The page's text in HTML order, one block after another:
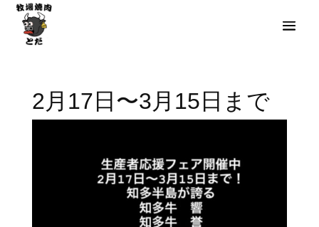
2月17日〜3月15日まで